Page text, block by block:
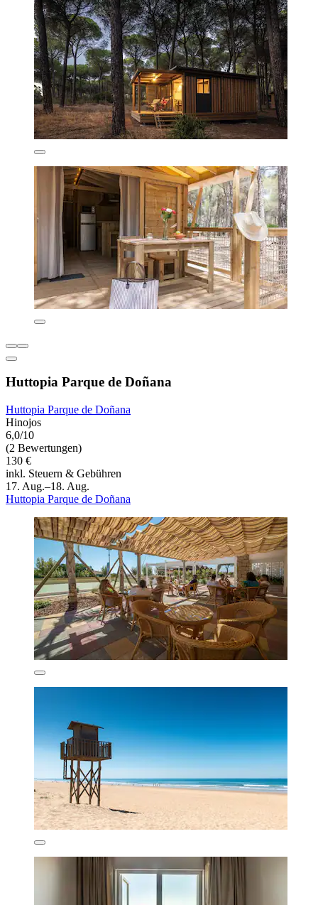
Huttopia Parque de Doñana
Huttopia Parque de Doñana
Hinojos
6,0/10
(2 Bewertungen)
130 €
inkl. Steuern & Gebühren
17. Aug.–18. Aug.
Huttopia Parque de Doñana